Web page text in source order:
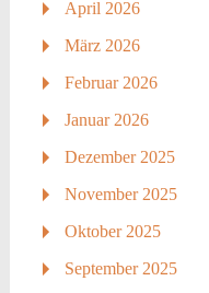
April 2026
März 2026
Februar 2026
Januar 2026
Dezember 2025
November 2025
Oktober 2025
September 2025